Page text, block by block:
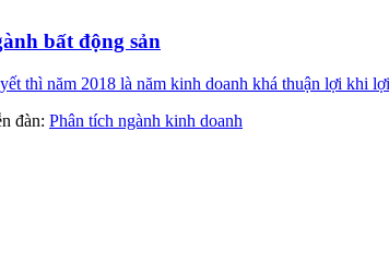
bất động sản
thì năm 2018 là năm kinh doanh khá thuận lợi khi
đàn: Phân tích ngành kinh doanh